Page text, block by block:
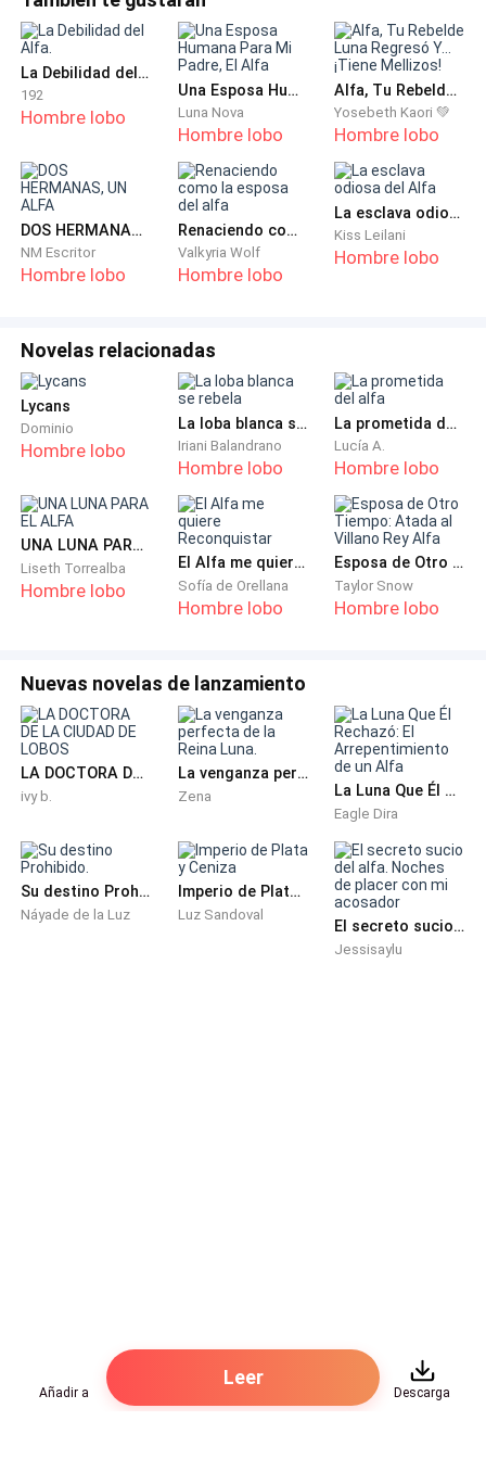
Justin: "¿Y bien? ¿Vamos a anunciarlo?".
Desde una esquina del lugar, observé cómo él sacaba
su móvil, leía el mensaje y volvía a guardarlo en el
bolsillo. Me miró y sutilmente se encogió de hombros,
luego volvió a su juego como si ni siquiera me
conociera.
"¿Estás bien?", preguntó Jessica al acercarse a mí con
una cerveza más en la mano para ofrecerme.
tenía en la mano. "No soy muy fiestera, eso es todo",
dije yo.
Jessica frunció los labios y me dio la otra cerveza.
"Solo necesitas un poco de valentía del alcohol, eso
es todo", dijo ella, chocando su botella con la mía y
dando un gran trago.
La Debilidad del Alfa.
192
Hombre lobo
Una Esposa Humana Para Mi Padre, El Alfa
Luna Nova
Hombre lobo
Alfa, Tu Rebelde Luna Regresó Y... ¡Tiene Mellizos!
Yosebeth Kaori 💚
Hombre lobo
DOS HERMANAS, UN ALFA
NM Escritor
Hombre lobo
Renaciendo como la esposa del alfa
Valkyria Wolf
Hombre lobo
La esclava odiosa del Alfa
Kiss Leilani
Hombre lobo
Novelas relacionadas
Lycans
Dominio
Hombre lobo
La loba blanca se rebela
Iriani Balandrano
Hombre lobo
La prometida del alfa
Lucía A.
Hombre lobo
UNA LUNA PARA EL ALFA
Liseth Torrealba
Hombre lobo
El Alfa me quiere Reconquistar
Sofía de Orellana
Hombre lobo
Esposa de Otro Tiempo: Atada al Villano Rey Alfa
Taylor Snow
Hombre lobo
Nuevas novelas de lanzamiento
LA DOCTORA DE LA CIUDAD DE LOBOS
ivy b.
La venganza perfecta de la Reina Luna.
Zena La Luna Que Él Rechazó: El Arrepentimiento de un Alfa
Eagle Dira
Su destino Prohibido.
Náyade de la Luz
Imperio de Plata y Ceniza
Luz Sandoval
El secreto sucio del alfa. Noches de placer con mi acosador
Jessisaylu
Añadir a
Leer
Descarga